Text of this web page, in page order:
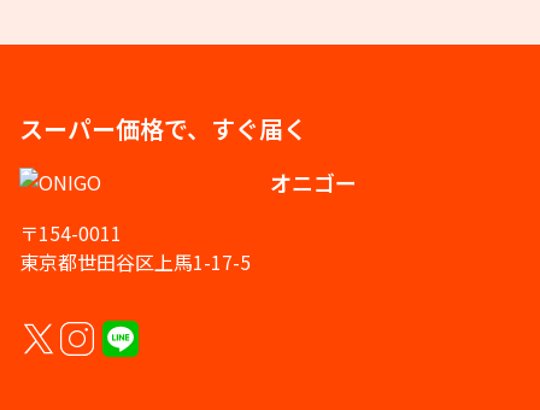
スーパー価格で、すぐ届く
オニゴー
〒154-0011
東京都世田谷区上馬1-17-5